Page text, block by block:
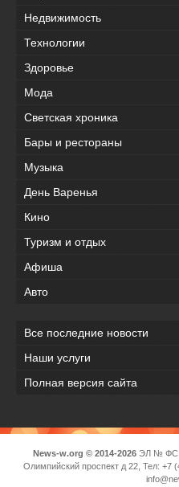
Недвижимость
Технологии
Здоровье
Мода
Светская хроника
Бары и рестораны
Музыка
День Варенья
Кино
Туризм и отдых
Афиша
Авто
Все последние новости
Наши услуги
Полная версия сайта
News-w.org © 2014-2026ЭЛ № ФС
Олимпийский проспект д 22, Тел: +7